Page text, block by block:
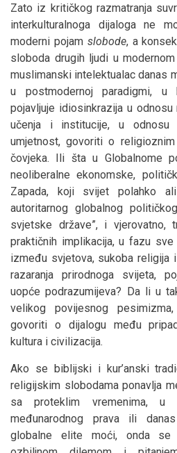
Zato iz kritičkog razmatranja
interkulturalnoga dijaloga ne
moderni pojam slobode, a
sloboda drugih ljudi u
muslimanski intelektualac danas
u postmodernoj paradigmi,
pojavljuje idiosinkrazija u
učenja i institucije, u
umjetnost, govoriti o
čovjeka. Ili šta u Globalnome
neoliberalne ekonomske,
Zapada, koji svijet polahko
autoritarnog globalnog
svjetske države”, i vjerovatno,
praktičnih implikacija, u fazu
između svjetova, sukoba religija
razaranja prirodnoga svijeta,
uopće podrazumijeva? Da li u
velikog povijesnog
govoriti o dijalogu među
kultura i civilizacija.
Ako se biblijski i kur’anski
religijskim slobodama ponavlja
sa proteklim vremenima, u
međunarodnog prava ili
globalne elite moći, onda se